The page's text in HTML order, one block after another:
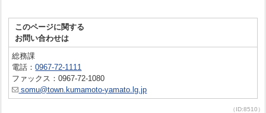
このページに関する
お問い合わせは
総務課
電話：0967-72-1111
ファックス：0967-72-1080
somu@town.kumamoto-yamato.lg.jp
（ID:8510）